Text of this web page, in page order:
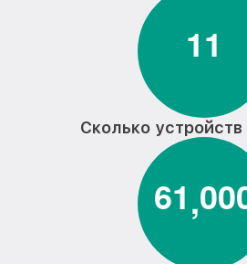
11
Сколько
61,00